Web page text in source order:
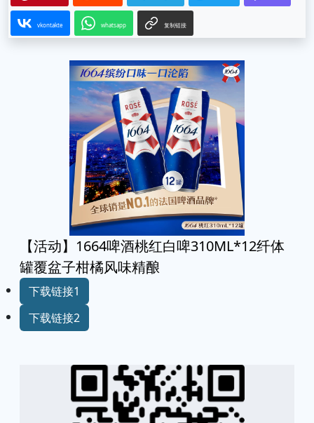
vkontakte whatsapp 复制链接
【活动】1664啤酒桃红白啤310ML*12纤体
罐覆盆子柑橘风味精酿
下载链接1
下载链接2